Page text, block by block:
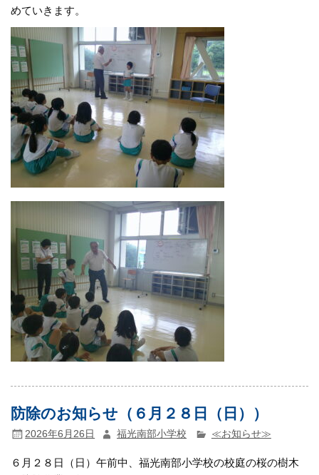
めていきます。
防除のお知らせ（６月２８日（日））
2026年6月26日 福光南部小学校 ≪お知らせ≫
６月２８日（日）午前中、福光南部小学校の校庭の桜の樹木